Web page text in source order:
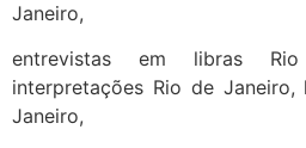
Janeiro,
entrevistas em libras
interpretações Rio de
Janeiro,